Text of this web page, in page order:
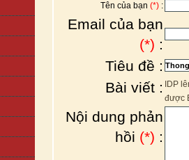
Tên của bạn (*) :
Email của bạn
(*) :
Tiêu đề :
Bài viết :
IDP
được
Nội dung phản
hồi (*) :